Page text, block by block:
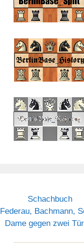
Schachbuch
Federau, Bachmann,
Dame gegen zwei